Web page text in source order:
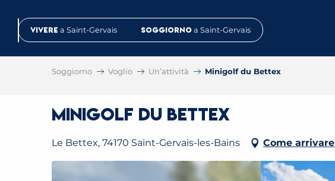
contenuVivere a Saint-Gervais Soggiorno a Saint-Gervais
Soggiorno Voglio Un’attività Minigolf du Bettex
Minigolf du Bettex
Le Bettex, 74170 Saint-Gervais-les-Bains Come arrivare